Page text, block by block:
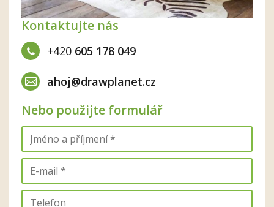
Kontaktujte nás
+420 605 178 049
ahoj@drawplanet.cz
Nebo použijte formulář